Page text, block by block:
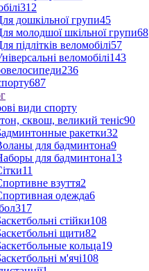
312
дошкільної групи45
молодшої шкільної групи68
підлітків веломобілі57
веломобілі143
236
687
види спорту
сквош, великий теніс90
ракетки32
для бадминтона9
для бадминтона13
11
взуття2
одежда6
317
стійки108
щити82
кольца19
м'ячі108